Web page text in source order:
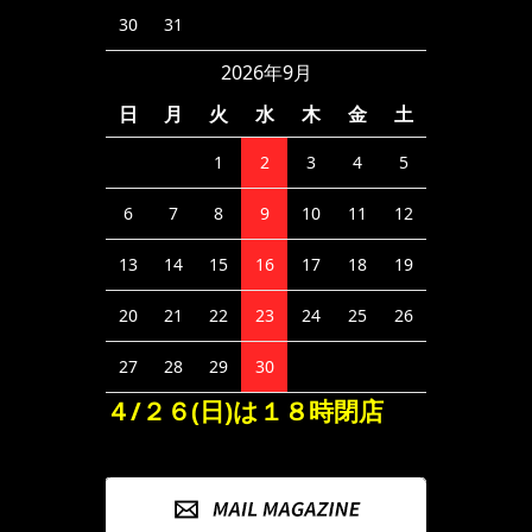
30 31
2026年9月
日
月 火 水 木 金 土
1 2 3 4 5
6 7 8 9 10 11 12
13 14 15 16 17 18 19
20 21 22 23 24 25 26
27 28 29 30
４/２６(日)は１８時閉店